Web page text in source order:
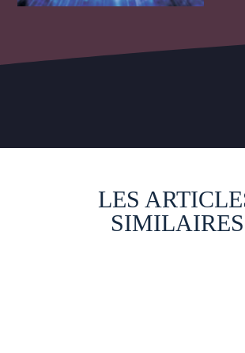
LES
SIMILAIRES